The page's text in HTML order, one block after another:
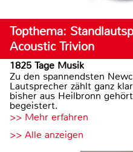
Topthema:
Acoustic Trivion
1825 Tage Musik
Zu den spannendsten
Lautsprecher zählt ganz
bisher aus Heilbronn
begeistert.
>> Mehr erfahren
>> Alle anzeigen